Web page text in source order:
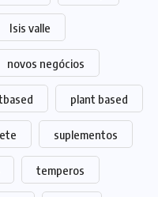
Isis valle
novos negócios
plant based
suplementos
temperos